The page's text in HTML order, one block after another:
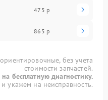
475 р
865 р
без учета
стоимости запчастей.
бесплатную диагностику.
укажем на неисправность.